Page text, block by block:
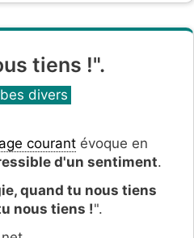
tiens !".
divers
courant évoque en
d'un sentiment.
quand tu nous tiens
nous tiens !".